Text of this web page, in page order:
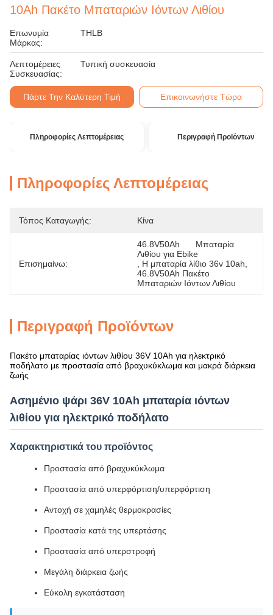
10Ah Πακέτο Μπαταριών Ιόντων Λιθίου
Επωνυμία
Μάρκας:
THLB
Λεπτομέρειες
Συσκευασίας:
Τυπική συσκευασία
Πάρτε Την Καλύτερη Τιμή Επικοινωνήστε Τώρα
Πληροφορίες Λεπτομέρειας Περιγραφή Προϊόντων
Πληροφορίες Λεπτομέρειας
Τόπος Καταγωγής: Κίνα
Επισημαίνω:
46.8V50Ah	Μπαταρία
Λιθίου για Ebike
Η μπαταρία λίθιο 36v 10ah
46.8V50Ah Πακέτο
Μπαταριών Ιόντων Λιθίου
Περιγραφή Προϊόντων
Πακέτο μπαταρίας ιόντων λιθίου 36V 10Ah για ηλεκτρικό
ποδήλατο με προστασία από βραχυκύκλωμα και μακρά διάρκεια
ζωής
Ασημένιο ψάρι 36V 10Ah μπαταρία ιόντων
λιθίου για ηλεκτρικό ποδήλατο
Χαρακτηριστικά του προϊόντος
Προστασία από βραχυκύκλωμα
Προστασία από υπερφόρτιση/υπερφόρτιση
Αντοχή σε χαμηλές θερμοκρασίες
Προστασία κατά της υπερτάσης
Προστασία από υπερστροφή
Μεγάλη διάρκεια ζωής
Εύκολη εγκατάσταση